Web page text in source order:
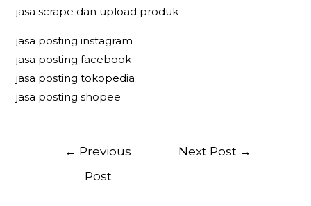
jasa scrape dan upload produk
jasa posting instagram
jasa posting facebook
jasa posting tokopedia
jasa posting shopee
Post
navigation
← Previous
Post
Next Post →